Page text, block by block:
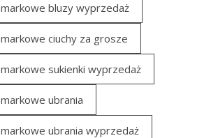
markowe bluzy wyprzedaż
markowe ciuchy za grosze
markowe sukienki wyprzedaż
markowe ubrania
markowe ubrania wyprzedaż